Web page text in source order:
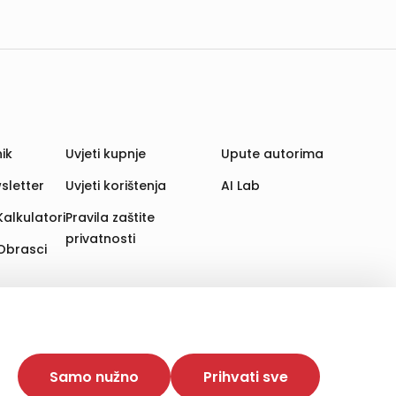
Time poboljšavamo korisničko iskustvo,
web stranica i uređaja u tu svrhu. Naši partneri
Opcija „Prihvati sve“ omogućuje postavljanje i
Samo nužno Prihvati sve
Uvjeti kupnje
Uvjeti korištenja
Pravila zaštite
privatnosti
Upute autorima
AI Lab